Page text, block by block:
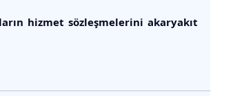
hizmet sözleşmelerini akaryakıt